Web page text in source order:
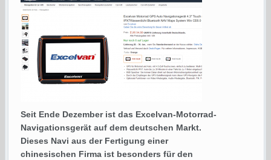
Seit Ende Dezember ist das Excelvan-Motorrad-
Navigationsgerät auf dem deutschen Markt.
Dieses Navi aus der Fertigung einer
chinesischen Firma ist besonders für den